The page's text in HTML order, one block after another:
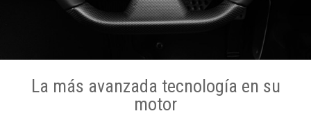
La más avanzada tecnología en su
motor